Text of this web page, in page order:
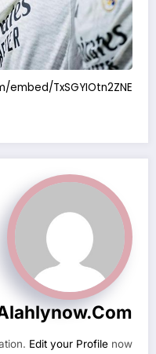
TxSGYIOtn2ZNE
Edit your Profile now.